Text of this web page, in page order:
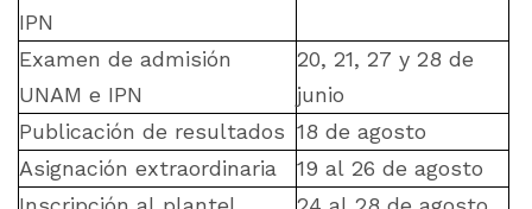
IPN
Examen de admisión
UNAM e IPN
20, 21, 27 y 28 de
junio
Publicación de resultados 18 de agosto
Asignación extraordinaria
19 al 26 de agosto